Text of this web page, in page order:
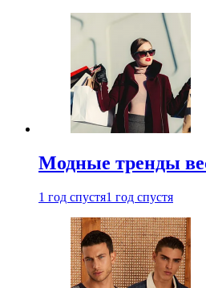
Модные тренды
1 год спустя1 год спустя